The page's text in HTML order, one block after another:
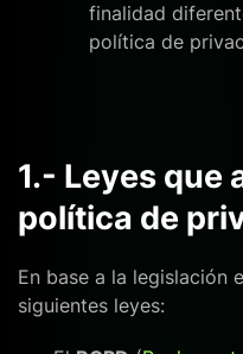
finalidad
política de
1.- Leyes que
política de
En base a la legislación
siguientes leyes: